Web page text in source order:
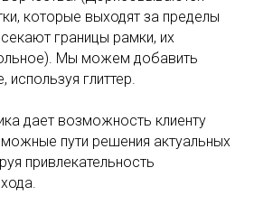
которые выходят за пределы
границы рамки, их
Мы можем добавить
глиттер.
дает возможность клиенту
пути решения актуальных
привлекательность